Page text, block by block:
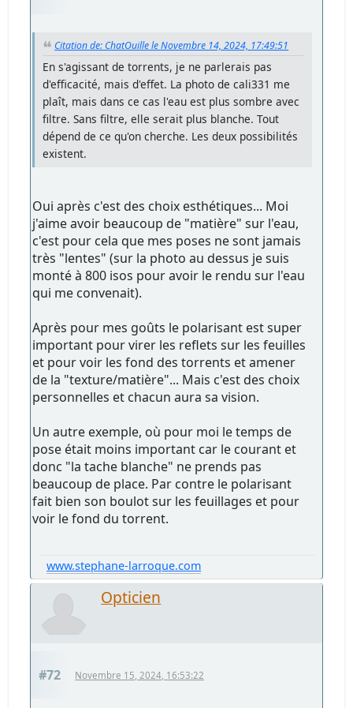
Citation de: ChatOuille le Novembre 14, 2024, 17:49:51
En s'agissant de torrents, je ne parlerais pas
d'efficacité, mais d'effet. La photo de cali331 me
plaît, mais dans ce cas l'eau est plus sombre avec
filtre. Sans filtre, elle serait plus blanche. Tout
dépend de ce qu'on cherche. Les deux possibilités
existent.
Oui après c'est des choix esthétiques... Moi
j'aime avoir beaucoup de "matière" sur l'eau,
c'est pour cela que mes poses ne sont jamais
très "lentes" (sur la photo au dessus je suis
monté à 800 isos pour avoir le rendu sur l'eau
qui me convenait).
Après pour mes goûts le polarisant est super
important pour virer les reflets sur les feuilles
et pour voir les fond des torrents et amener
de la "texture/matière"... Mais c'est des choix
personnelles et chacun aura sa vision.
Un autre exemple, où pour moi le temps de
pose était moins important car le courant et
donc "la tache blanche" ne prends pas
beaucoup de place. Par contre le polarisant
fait bien son boulot sur les feuillages et pour
voir le fond du torrent.
www.stephane-larroque.com
Opticien
#72 Novembre 15, 2024, 16:53:22